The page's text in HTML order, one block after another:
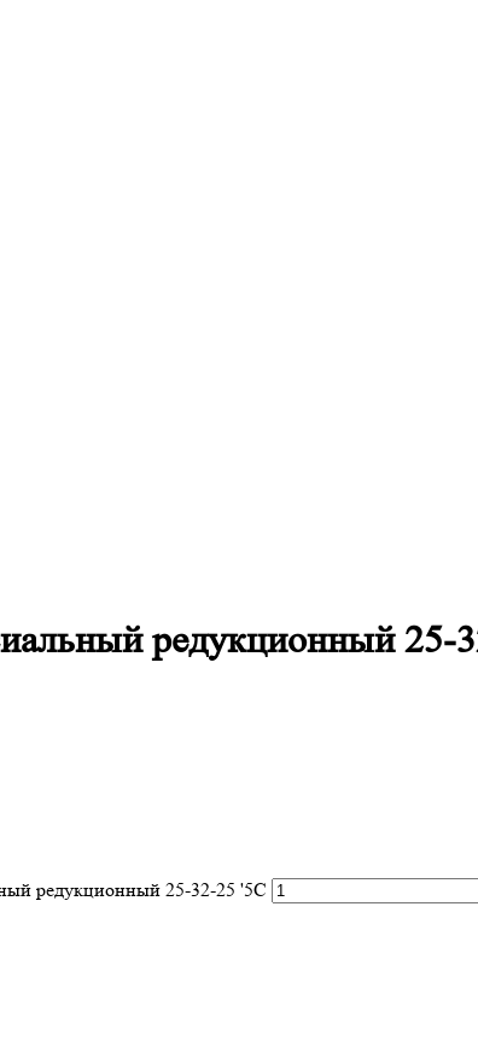
редукционный 25-
редукционный 25-32-25 '5С